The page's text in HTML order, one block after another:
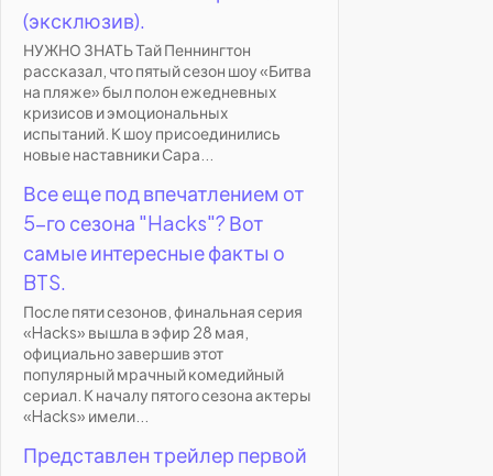
(эксклюзив).
НУЖНО ЗНАТЬ Тай Пеннингтон
рассказал, что пятый сезон шоу «Битва
на пляже» был полон ежедневных
кризисов и эмоциональных
испытаний. К шоу присоединились
новые наставники Сара...
Все еще под впечатлением от
5-го сезона "Hacks"? Вот
самые интересные факты о
BTS.
После пяти сезонов, финальная серия
«Hacks» вышла в эфир 28 мая,
официально завершив этот
популярный мрачный комедийный
сериал. К началу пятого сезона актеры
«Hacks» имели...
Представлен трейлер первой